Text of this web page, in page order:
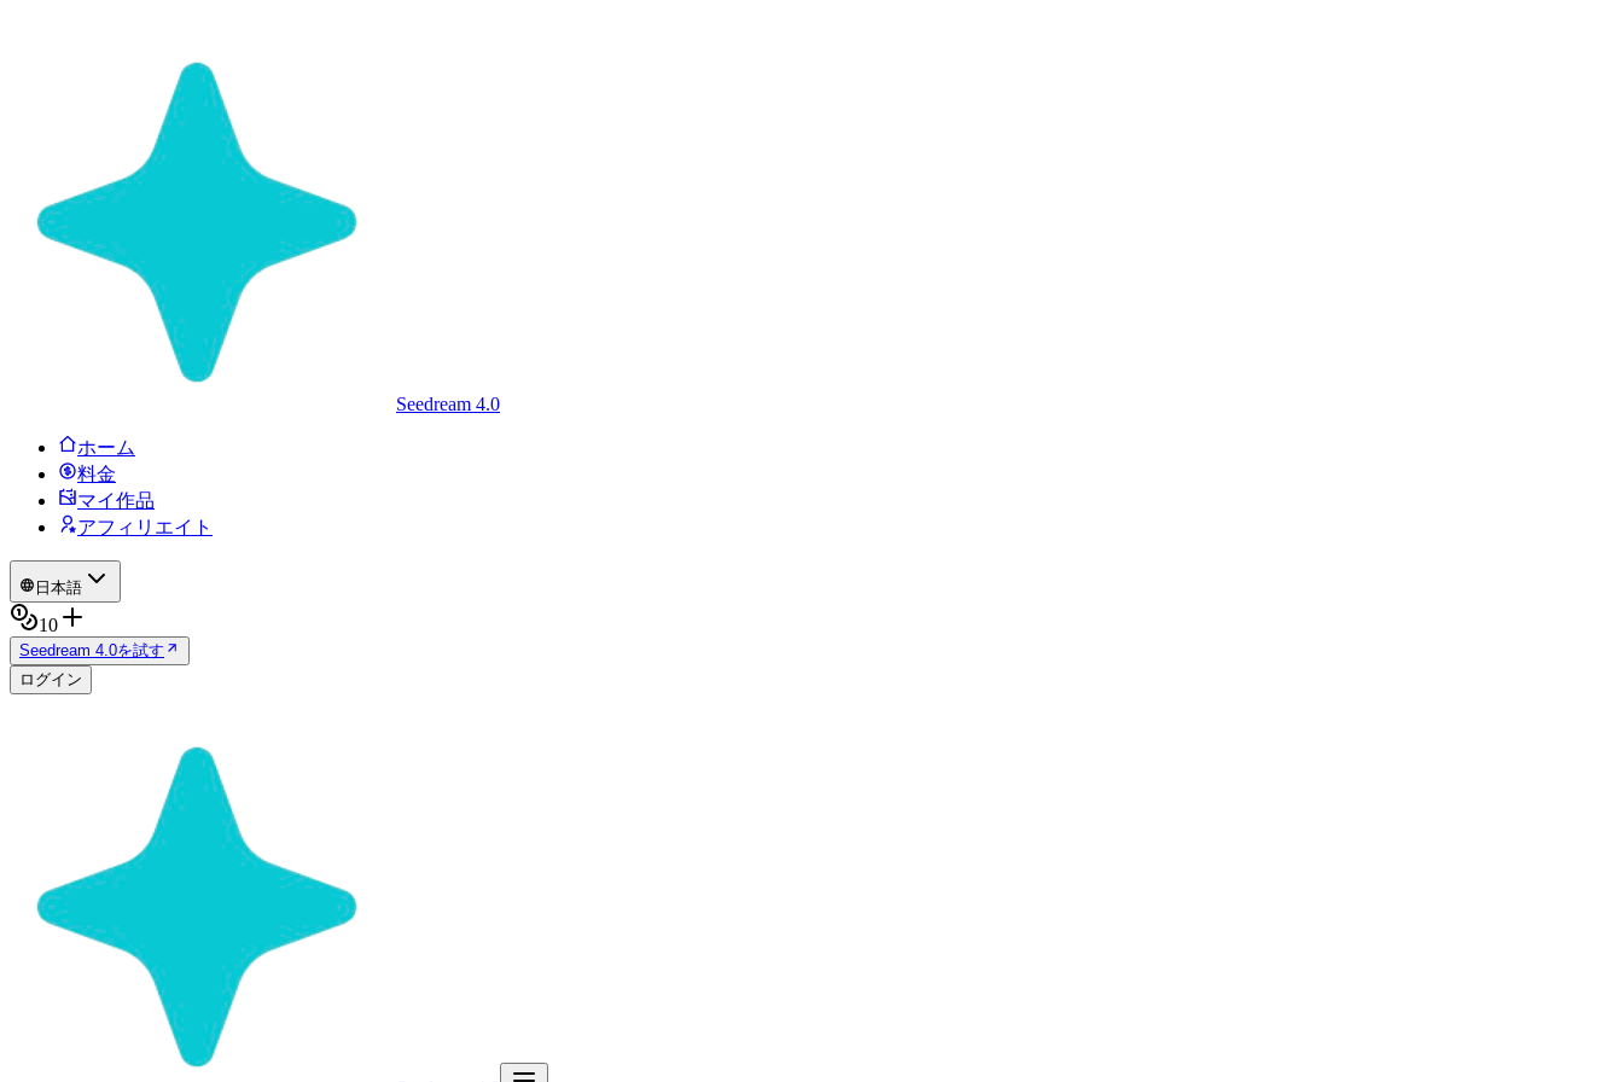
Seedream 4.0
ホーム
料金
マイ作品
アフィリエイト
日本語
10
Seedream 4.0を試す
ログイン